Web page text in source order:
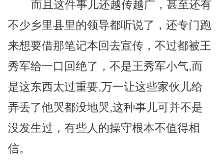
而且这件事儿还越传越广，甚至还有
不少乡里县里的领导都听说了，还专门跑
来想要借那笔记本回去宣传，不过都被王
秀军给一口回绝了，不是王秀军小气,而
是这东西太过重要,万一让这些家伙儿给
弄丢了他哭都没地哭,这种事儿可并不是
没发生过，有些人的操守根本不值得相
信。